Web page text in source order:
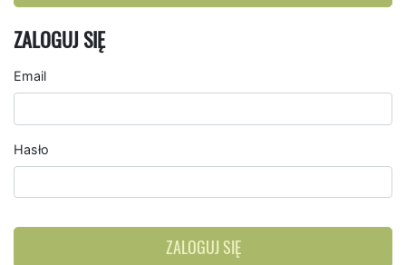
ZALOGUJ SIĘ
Email
Hasło
ZALOGUJ SIĘ